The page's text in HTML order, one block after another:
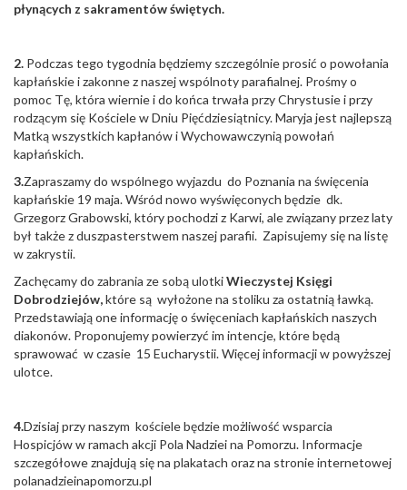
płynących z sakramentów świętych.
2. Podczas tego tygodnia będziemy szczególnie prosić o powołania
kapłańskie i zakonne z naszej wspólnoty parafialnej. Prośmy o
pomoc Tę, która wiernie i do końca trwała przy Chrystusie i przy
rodzącym się Kościele w Dniu Pięćdziesiątnicy. Maryja jest najlepszą
Matką wszystkich kapłanów i Wychowawczynią powołań
kapłańskich.
3.Zapraszamy do wspólnego wyjazdu do Poznania na święcenia
kapłańskie 19 maja. Wśród nowo wyświęconych będzie dk.
Grzegorz Grabowski, który pochodzi z Karwi, ale związany przez laty
był także z duszpasterstwem naszej parafii. Zapisujemy się na listę
w zakrystii.
Zachęcamy do zabrania ze sobą ulotkiWieczystej Księgi
Dobrodziejów,które są wyłożone na stoliku za ostatnią ławką.
Przedstawiają one informację o święceniach kapłańskich naszych
diakonów. Proponujemy powierzyć im intencje, które będą
sprawować w czasie 15 Eucharystii. Więcej informacji w powyższej
ulotce.
4.Dzisiaj przy naszym kościele będzie możliwość wsparcia
Hospicjów w ramach akcji Pola Nadziei na Pomorzu. Informacje
szczegółowe znajdują się na plakatach oraz na stronie internetowej
polanadzieinapomorzu.pl